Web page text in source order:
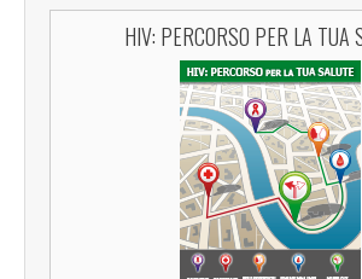
HIV: PERCORSO PER LA TUA